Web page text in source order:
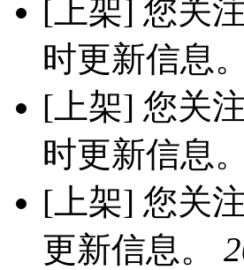
[上架] 您关
时更新信息。
[上架] 您关
时更新信息。
[上架] 您关
更新信息。